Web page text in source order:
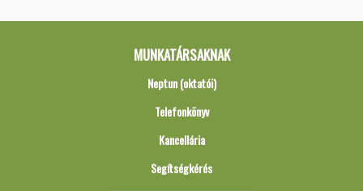
MUNKATÁRSAKNAK
Neptun (oktatói)
Telefonkönyv
Kancellária
Segítségkérés